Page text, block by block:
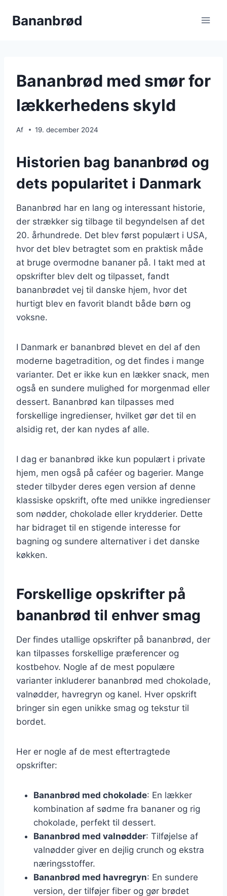
Bananbrød
Bananbrød med smør for
lækkerhedens skyld
Af 19. december 2024
Historien bag bananbrød og
dets popularitet i Danmark
Bananbrød har en lang og interessant historie,
der strækker sig tilbage til begyndelsen af det
20. århundrede. Det blev først populært i USA,
hvor det blev betragtet som en praktisk måde
at bruge overmodne bananer på. I takt med at
opskrifter blev delt og tilpasset, fandt
bananbrødet vej til danske hjem, hvor det
hurtigt blev en favorit blandt både børn og
voksne.
I Danmark er bananbrød blevet en del af den
moderne bagetradition, og det findes i mange
varianter. Det er ikke kun en lækker snack, men
også en sundere mulighed for morgenmad eller
dessert. Bananbrød kan tilpasses med
forskellige ingredienser, hvilket gør det til en
alsidig ret, der kan nydes af alle.
I dag er bananbrød ikke kun populært i private
hjem, men også på caféer og bagerier. Mange
steder tilbyder deres egen version af denne
klassiske opskrift, ofte med unikke ingredienser
som nødder, chokolade eller krydderier. Dette
har bidraget til en stigende interesse for
bagning og sundere alternativer i det danske
køkken.
Forskellige opskrifter på
bananbrød til enhver smag
Der findes utallige opskrifter på bananbrød, der
kan tilpasses forskellige præferencer og
kostbehov. Nogle af de mest populære
varianter inkluderer bananbrød med chokolade,
valnødder, havregryn og kanel. Hver opskrift
bringer sin egen unikke smag og tekstur til
bordet.
Her er nogle af de mest eftertragtede
opskrifter:
Bananbrød med chokolade: En lækker
kombination af sødme fra bananer og rig
chokolade, perfekt til dessert.
Bananbrød med valnødder: Tilføjelse af
valnødder giver en dejlig crunch og ekstra
næringsstoffer.
Bananbrød med havregryn: En sundere
version, der tilføjer fiber og gør brødet